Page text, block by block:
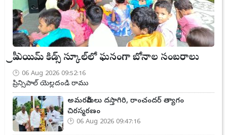
ప్రీ ఎయిమ్ కిడ్స్ స్కూల్‌లో ఘనంగా బోనాల సంబరాలు
06 Aug 2026 09:52:16
ప్రిన్సిపాల్ యెల్లదండి రాము
అమరవీరులు దస్తాగిరి, రాంచందర్ త్యాగం
చిరస్మరణం
06 Aug 2026 09:47:16